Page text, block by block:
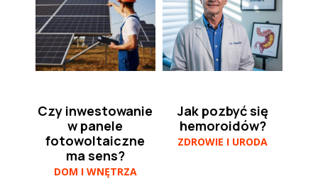
Czy inwestowanie
w panele
fotowoltaiczne
ma sens?
DOM I WNĘTRZA
Jak pozbyć się
hemoroidów?
ZDROWIE I URODA